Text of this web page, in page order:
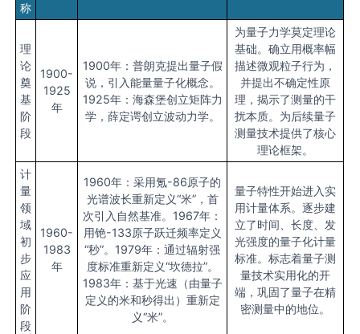
称
理
论
奠
基
阶
段
1900-
1925
年
1900年：普朗克提出量子假
说，引入能量量子化概念。
1925年：海森堡创立矩阵力
学，薛定谔创立波动力学。
为量子力学莫定理论
基础。确立用概率幅
描述微观粒子行为，
并提出不确定性原
理，揭示了测量的干
扰本质。为后续量子
测量技术提供了核心
理论框架。
计
量
领
域
初
步
应
用
阶
段
1960-
1983
年
1960年：采用氪-86原子的
光谱波长重新定义“米”，首
次引入自然基准。1967年：
用铯-133原子跃迁频率定义
“秒”。1979年：通过辐射强
度标准重新定义“坎德拉”。
1983年：基于光速（由量子
定义的米和秒得出）重新定
义“米”。
量子特性开始进入实
用计量体系。逐步建
立了时间、长度、发
光强度的量子化计量
标准。标志着量子测
量技术实用化的开
端，巩固了量子在精
密测量中的地位。